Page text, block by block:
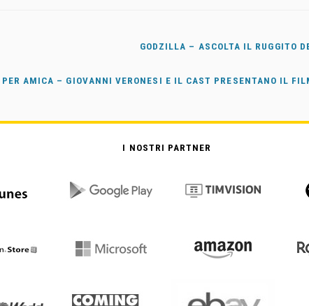
GODZILLA – ASCOLTA IL RUGGITO
PER AMICA – GIOVANNI VERONESI E IL CAST PRESENTANO IL
I NOSTRI PARTNER